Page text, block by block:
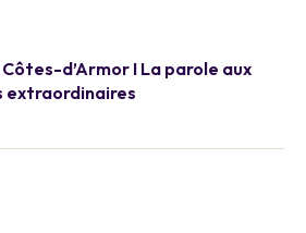
d’Armor I La parole aux
extraordinaires